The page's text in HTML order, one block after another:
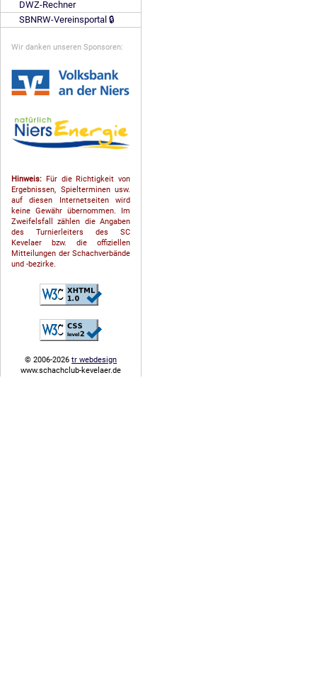
DWZ-Rechner
SBNRW-Vereinsportal 🔒
Wir danken unseren Sponsoren:
Hinweis: Für die Richtigkeit von
Ergebnissen, Spielterminen usw.
auf diesen Internetseiten wird
keine Gewähr übernommen. Im
Zweifelsfall zählen die Angaben
des Turnierleiters des SC
Kevelaer bzw. die offiziellen
Mitteilungen der Schach­ver­bände
und -bezirke.
© 2006-2026 tr webdesign
www.schachclub-kevelaer.de